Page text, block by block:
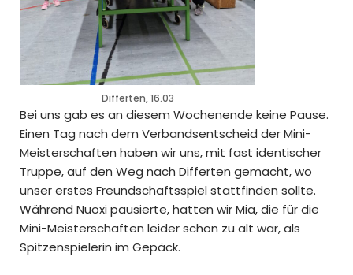
Differten, 16.03
Bei uns gab es an diesem Wochenende keine Pause.
Einen Tag nach dem Verbandsentscheid der Mini-
Meisterschaften haben wir uns, mit fast identischer
Truppe, auf den Weg nach Differten gemacht, wo
unser erstes Freundschaftsspiel stattfinden sollte.
Während Nuoxi pausierte, hatten wir Mia, die für die
Mini-Meisterschaften leider schon zu alt war, als
Spitzenspielerin im Gepäck.